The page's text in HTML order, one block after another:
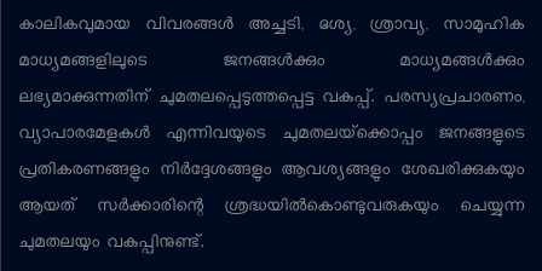
കാലികവുമായ വിവരങ്ങള്‍ അച്ചടി, ദൃശ്യ, ശ്രാവ്യ, സാമൂഹിക
മാധ്യമങ്ങളിലൂടെ ജനങ്ങള്‍ക്കും മാധ്യമങ്ങള്‍ക്കും
ലഭ്യമാക്കുന്നതിന് ചുമതലപ്പെടുത്തപ്പെട്ട വകുപ്പ്. പരസ്യപ്രചാരണം,
വ്യാപാരമേളകള്‍ എന്നിവയുടെ ചുമതലയ്‌ക്കൊപ്പം ജനങ്ങളുടെ
പ്രതികരണങ്ങളും നിര്‍ദ്ദേശങ്ങളും ആവശ്യങ്ങളും ശേഖരിക്കുകയും
ആയത് സര്‍ക്കാരിന്റെ ശ്രദ്ധയില്‍കൊണ്ടുവരുകയും ചെയ്യുന്ന
ചുമതലയും വകുപ്പിനുണ്ട്.